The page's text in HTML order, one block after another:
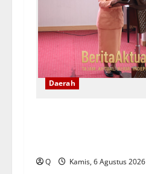
Daerah
Q Kamis, 6 Agustus 2026